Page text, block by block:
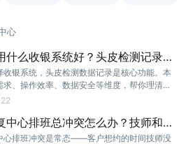
心
什么收银系统好？头皮检测记录不
收银系统，头皮检测数据记录是核心功能。本
求、操作效率、数据安全等维度，帮你理清养
统选型的关键要素，推荐适合养发馆场景的数
中心排班总冲突怎么办？技师和时
心排班冲突是常态——客户想约的时间技师没